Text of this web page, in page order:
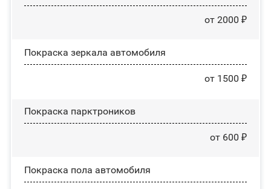
от 2000 ₽
Покраска зеркала автомобиля
от 1500 ₽
Покраска парктроников
от 600 ₽
Покраска пола автомобиля